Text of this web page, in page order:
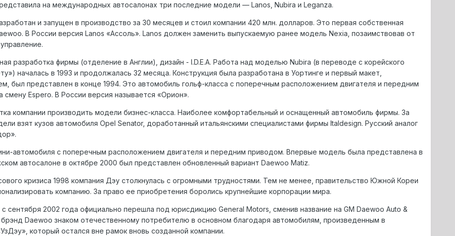
на международных автосалонах три последние модели — Lanos, Nubira и Leganza.
и запущен в производство за 30 месяцев и стоил компании 420 млн. долларов. Это первая собственная
В России версия Lanos «Ассоль». Lanos должен заменить выпускаемую ранее модель Nexia, позаимствовав от
разработка фирмы (отделение в Англии), дизайн - I.D.E.A. Работа над моделью Nubira (в переводе с корейского
началась в 1993 и продолжалась 32 месяца. Конструкция была разработана в Уортинге и первый макет,
был представлен в конце 1994. Это автомобиль гольф-класса с поперечным расположением двигателя и передним
Espero. В России версия называется «Орион».
компании производить модели бизнес-класса. Наиболее комфортабельный и оснащенный автомобиль фирмы. За
взят кузов автомобиля Opel Senator, доработанный итальянскими специалистами фирмы Italdesign. Русский аналог
автомобиля с поперечным расположением двигателя и передним приводом. Впервые модель была представлена в
автосалоне в октябре 2000 был представлен обновленный вариант Daewoo Matiz.
кризиса 1998 компания Дэу столкнулась с огромными трудностями. Тем не менее, правительство Южной Кореи
компанию. За право ее приобретения боролись крупнейшие корпорации мира.
сентября 2002 года официально перешла под юрисдикцию General Motors, сменив название на GM Daewoo Auto &
Daewoo знаком отечественному потребителю в основном благодаря автомобилям, произведенным в
который остался вне рамок вновь созданной компании.